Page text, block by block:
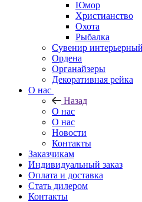
Юмор
Христианство
Охота
Рыбалка
Сувенир
Ордена
Органайзеры
Декоративная рейка
О нас
Назад
О нас
О нас
Новости
Контакты
Заказчикам
Индивидуальный заказ
Оплата и доставка
Стать дилером
Контакты